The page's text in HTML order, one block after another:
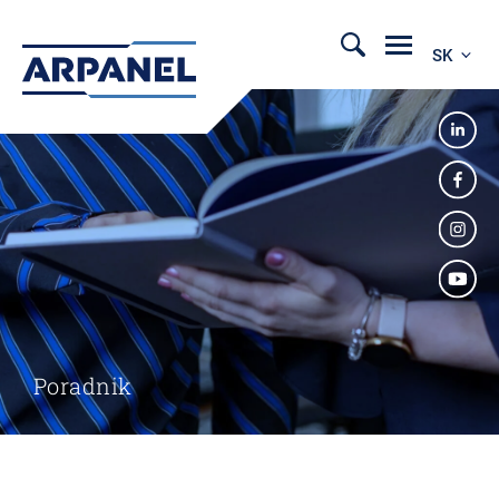
SK
Poradnik